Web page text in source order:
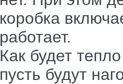
коробка
работает.
Как будет
пусть будут